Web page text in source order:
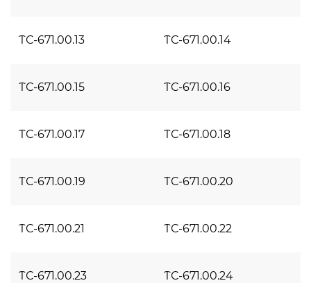
ТС-671.00.13 ТС-671.00.14
ТС-671.00.15 ТС-671.00.16
ТС-671.00.17 ТС-671.00.18
ТС-671.00.19 ТС-671.00.20
ТС-671.00.21 ТС-671.00.22
ТС-671.00.23 ТС-671.00.24